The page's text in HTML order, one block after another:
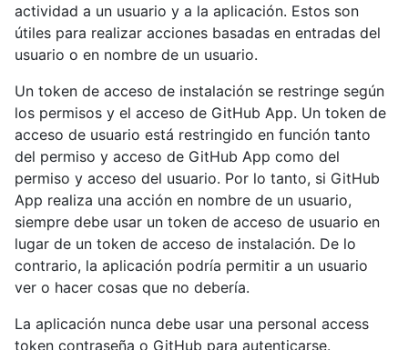
actividad a un usuario y a la aplicación. Estos son
útiles para realizar acciones basadas en entradas del
usuario o en nombre de un usuario.
Un token de acceso de instalación se restringe según
los permisos y el acceso de GitHub App. Un token de
acceso de usuario está restringido en función tanto
del permiso y acceso de GitHub App como del
permiso y acceso del usuario. Por lo tanto, si GitHub
App realiza una acción en nombre de un usuario,
siempre debe usar un token de acceso de usuario en
lugar de un token de acceso de instalación. De lo
contrario, la aplicación podría permitir a un usuario
ver o hacer cosas que no debería.
La aplicación nunca debe usar una personal access
token contraseña o GitHub para autenticarse.